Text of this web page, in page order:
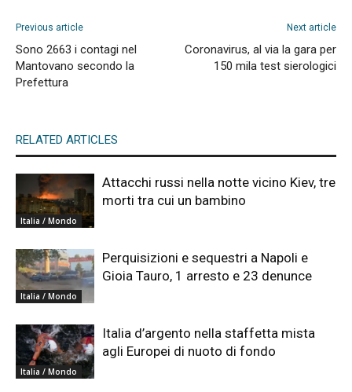
Previous article
Sono 2663 i contagi nel
Mantovano secondo la
Prefettura
Next article
Coronavirus, al via la gara per
150 mila test sierologici
RELATED ARTICLES
Italia / Mondo
Attacchi russi nella notte vicino Kiev, tre
morti tra cui un bambino
Italia / Mondo
Perquisizioni e sequestri a Napoli e
Gioia Tauro, 1 arresto e 23 denunce
Italia / Mondo
Italia d’argento nella staffetta mista
agli Europei di nuoto di fondo